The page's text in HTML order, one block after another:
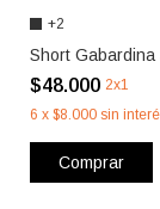
+2
Short Gabardina
$48.000 2x1
6 x $8.000 sin
Comprar